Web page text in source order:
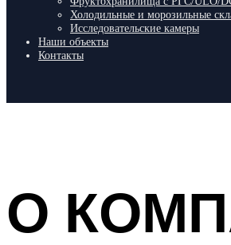
Холодильные и морозильные
Исследовательские камеры
Наши объекты
Контакты
О